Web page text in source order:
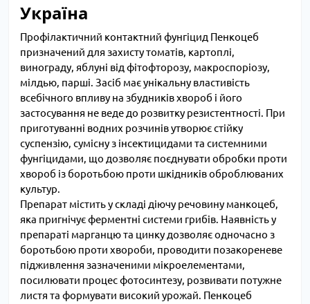
Україна
Профілактичний контактний фунгіцид Пенкоцеб
призначений для захисту томатів, картоплі,
винограду, яблуні від фітофторозу, макроспоріозу,
мілдью, парші. Засіб має унікальну властивість
всебічного впливу на збудників хвороб і його
застосування не веде до розвитку резистентності. При
приготуванні водних розчинів утворює стійку
суспензію, сумісну з інсектицидами та системними
фунгіцидами, що дозволяє поєднувати обробки проти
хвороб із боротьбою проти шкідників оброблюваних
культур.
Препарат містить у складі діючу речовину манкоцеб,
яка пригнічує ферментні системи грибів. Наявність у
препараті марганцю та цинку дозволяє одночасно з
боротьбою проти хвороби, проводити позакореневе
підживлення зазначеними мікроелементами,
посилювати процес фотосинтезу, розвивати потужне
листя та формувати високий урожай. Пенкоцеб